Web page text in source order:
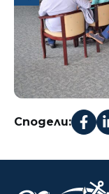
Сподели: